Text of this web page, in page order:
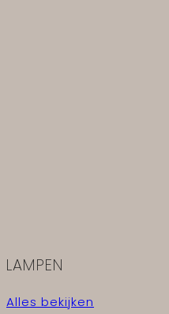
LAMPEN
Alles bekijken